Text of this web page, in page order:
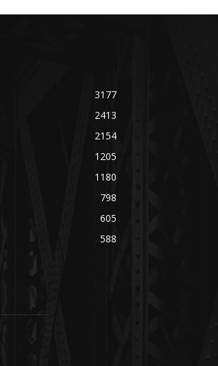
3177
2413
2154
1205
1180
798
605
588